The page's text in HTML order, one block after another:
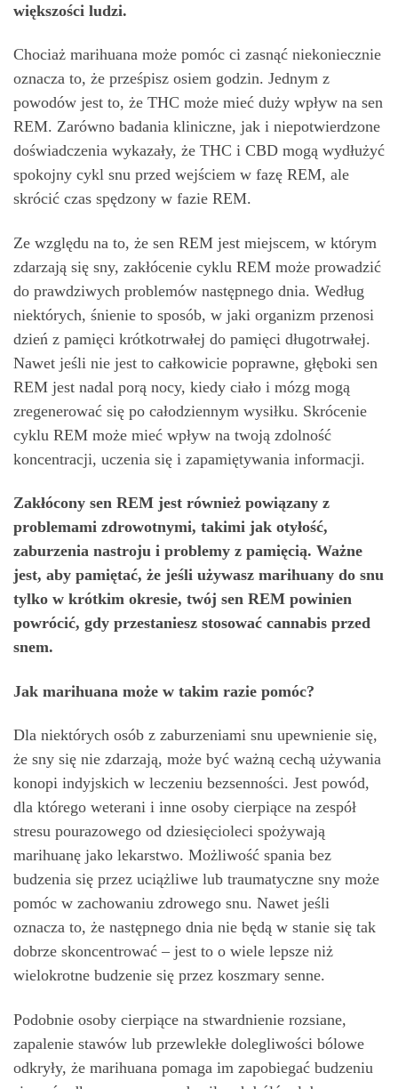
większości ludzi.
Chociaż marihuana może pomóc ci zasnąć niekoniecznie
oznacza to, że prześpisz osiem godzin. Jednym z
powodów jest to, że THC może mieć duży wpływ na sen
REM. Zarówno badania kliniczne, jak i niepotwierdzone
doświadczenia wykazały, że THC i CBD mogą wydłużyć
spokojny cykl snu przed wejściem w fazę REM, ale
skrócić czas spędzony w fazie REM.
Ze względu na to, że sen REM jest miejscem, w którym
zdarzają się sny, zakłócenie cyklu REM może prowadzić
do prawdziwych problemów następnego dnia. Według
niektórych, śnienie to sposób, w jaki organizm przenosi
dzień z pamięci krótkotrwałej do pamięci długotrwałej.
Nawet jeśli nie jest to całkowicie poprawne, głęboki sen
REM jest nadal porą nocy, kiedy ciało i mózg mogą
zregenerować się po całodziennym wysiłku. Skrócenie
cyklu REM może mieć wpływ na twoją zdolność
koncentracji, uczenia się i zapamiętywania informacji.
Zakłócony sen REM jest również powiązany z
problemami zdrowotnymi, takimi jak otyłość,
zaburzenia nastroju i problemy z pamięcią. Ważne
jest, aby pamiętać, że jeśli używasz marihuany do snu
tylko w krótkim okresie, twój sen REM powinien
powrócić, gdy przestaniesz stosować cannabis przed
snem.
Jak marihuana może w takim razie pomóc?
Dla niektórych osób z zaburzeniami snu upewnienie się,
że sny się nie zdarzają, może być ważną cechą używania
konopi indyjskich w leczeniu bezsenności. Jest powód,
dla którego weterani i inne osoby cierpiące na zespół
stresu pourazowego od dziesięcioleci spożywają
marihuanę jako lekarstwo. Możliwość spania bez
budzenia się przez uciążliwe lub traumatyczne sny może
pomóc w zachowaniu zdrowego snu. Nawet jeśli
oznacza to, że następnego dnia nie będą w stanie się tak
dobrze skoncentrować – jest to o wiele lepsze niż
wielokrotne budzenie się przez koszmary senne.
Podobnie osoby cierpiące na stwardnienie rozsiane,
zapalenie stawów lub przewlekłe dolegliwości bólowe
odkryły, że marihuana pomaga im zapobiegać budzeniu